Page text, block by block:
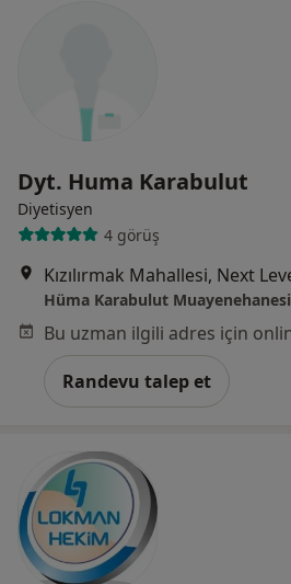
Dyt. Huma Karabulut
Diyetisyen
4 görüş
Hüma Karabulut Muayenehanesi
Randevu talep et